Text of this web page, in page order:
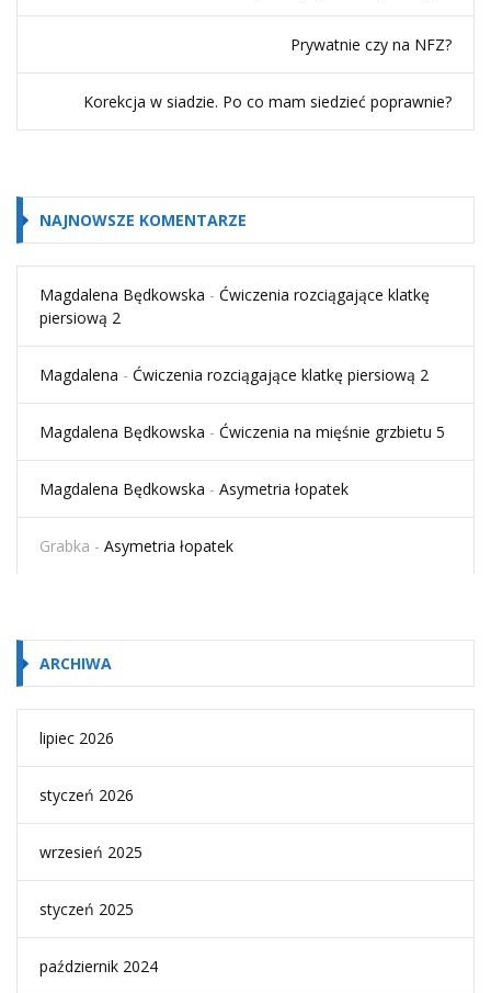
Prywatnie czy na NFZ?
Korekcja w siadzie. Po co mam siedzieć poprawnie?
NAJNOWSZE KOMENTARZE
Magdalena Będkowska - Ćwiczenia rozciągające klatkę
piersiową 2
Magdalena - Ćwiczenia rozciągające klatkę piersiową 2
Magdalena Będkowska - Ćwiczenia na mięśnie grzbietu 5
Magdalena Będkowska - Asymetria łopatek
Grabka - Asymetria łopatek
ARCHIWA
lipiec 2026
styczeń 2026
wrzesień 2025
styczeń 2025
październik 2024